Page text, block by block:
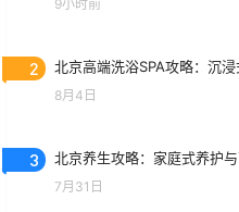
9小时前
2 北京高端洗浴SPA攻略：沉
8月4日
3 北京养生攻略：家庭式养护
7月31日